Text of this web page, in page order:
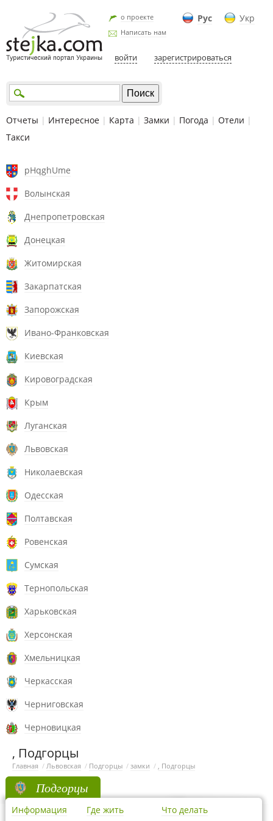
Рус Укр
о проекте
Написать нам
войти зарегистрироваться
Отчеты | Интересное | Карта | Замки | Погода | Отели |
Такси
pHqghUme
Волынская
Днепропетровская
Донецкая
Житомирская
Закарпатская
Запорожская
Ивано-Франковская
Киевская
Кировоградская
Крым
Луганская
Львовская
Николаевская
Одесская
Полтавская
Ровенская
Сумская
Тернопольская
Харьковская
Херсонская
Хмельницкая
Черкасская
Черниговская
Черновицкая
, Подгорцы
Главная / Львовская / Подгорцы / замки / , Подгорцы
Подгорцы
Информация Где жить Что делать